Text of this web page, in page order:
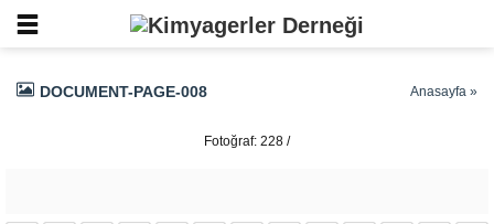
DOCUMENT-PAGE-008 Anasayfa »
Fotoğraf: 228 /